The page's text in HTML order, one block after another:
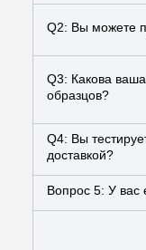
Q2: Вы можете
Q3: Какова
образцов?
Q4: Вы
доставкой?
Вопрос 5: У вас